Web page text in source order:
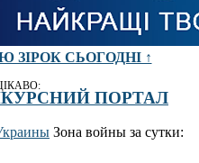
ЗІРОК СЬОГОДНІ ↑
ПОРТАЛ
Зона войны за сутки: